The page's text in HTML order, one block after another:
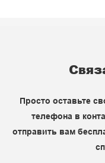
Просто оставьте
телефона в
отправить вам